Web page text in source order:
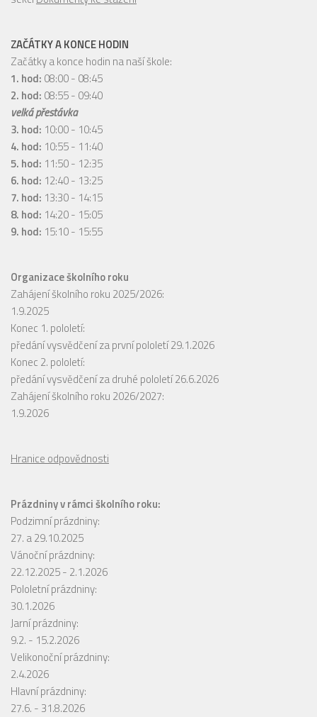
ZAČÁTKY A KONCE HODIN
Začátky a konce hodin na naší škole:
1. hod: 08:00 - 08:45
2. hod: 08:55 - 09:40
velká přestávka
3. hod: 10:00 - 10:45
4. hod: 10:55 - 11:40
5. hod: 11:50 - 12:35
6. hod: 12:40 - 13:25
7. hod: 13:30 - 14:15
8. hod: 14:20 - 15:05
9. hod: 15:10 - 15:55
Organizace školního roku
Zahájení školního roku 2025/2026:
1.9.2025
Konec 1. pololetí:
předání vysvědčení za první pololetí 29.1.2026
Konec 2. pololetí:
předání vysvědčení za druhé pololetí 26.6.2026
Zahájení školního roku 2026/2027:
1.9.2026
Hranice odpovědnosti
Prázdniny v rámci školního roku:
Podzimní prázdniny:
27. a 29.10.2025
Vánoční prázdniny:
22.12.2025 - 2.1.2026
Pololetní prázdniny:
30.1.2026
Jarní prázdniny:
9.2. - 15.2.2026
Velikonoční prázdniny:
2.4.2026
Hlavní prázdniny:
27.6. - 31.8.2026